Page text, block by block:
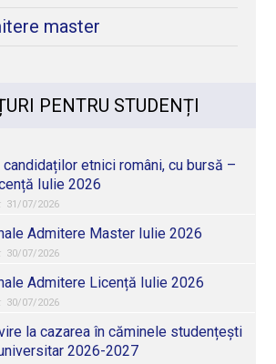
master
PENTRU STUDENȚI
candidaților etnici români, cu bursă –
Iulie 2026
31/07/2026
Admitere Master Iulie 2026
30/07/2026
Admitere Licență Iulie 2026
30/07/2026
la cazarea în căminele studențești
2026-2027